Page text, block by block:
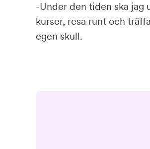
-Under den tiden ska jag
kurser, resa runt och
egen skull.